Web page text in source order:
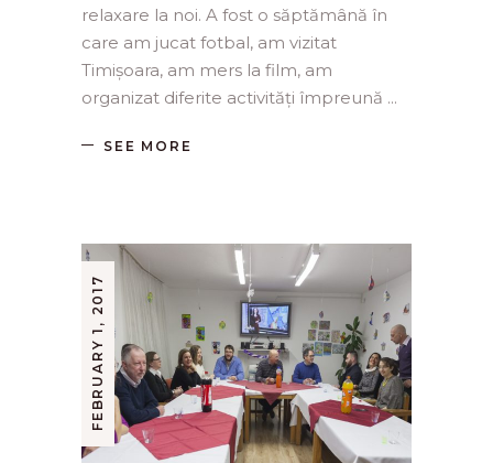
relaxare la noi. A fost o săptămână în
care am jucat fotbal, am vizitat
Timișoara, am mers la film, am
organizat diferite activități împreună
SEE MORE
FEBRUARY 1, 2017